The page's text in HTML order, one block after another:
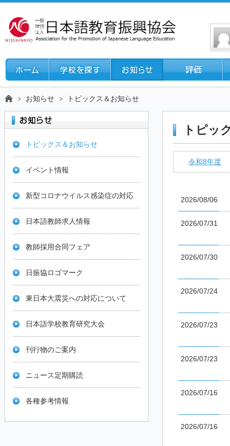
お知らせ トピックス＆お知らせ
トピッ
令和8年度
2026/08/06
2026/07/31
2026/07/30
2026/07/24
2026/07/23
2026/07/23
2026/07/16
2026/07/16
トピックス＆お知らせ
イベント情報
新型コロナウイルス感染症の対応
日本語教師求人情報
教師採用合同フェア
日振協ロゴマーク
東日本大震災への対応について
日本語学校教育研究大会
刊行物のご案内
ニュース定期購読
各種参考情報